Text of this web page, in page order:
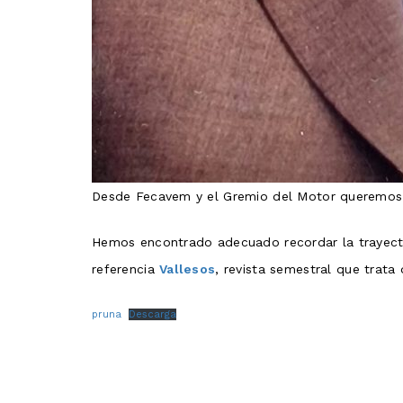
Desde Fecavem y el Gremio del Motor
Hemos encontrado adecuado recordar la
referenciaVallesos, revista semestral que trata
pruna Descarga